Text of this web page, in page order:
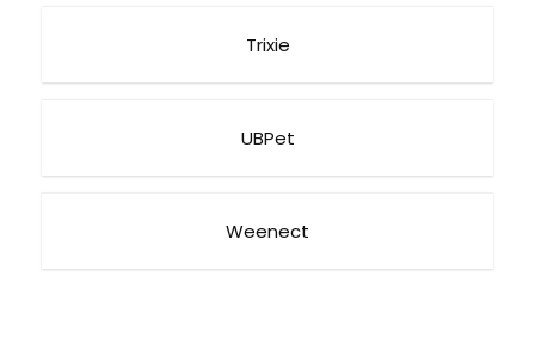
Trixie
UBPet
Weenect